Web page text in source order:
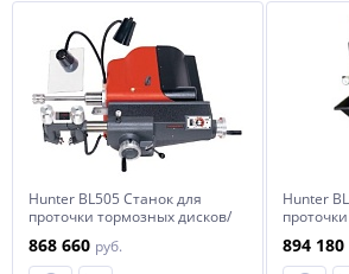
Hunter BL505 Cтанок для
проточки тормозных дисков/
расшир. аксессуары
868 660 руб.
Hunter
894 180